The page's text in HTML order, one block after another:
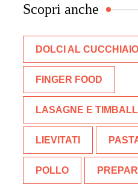
Scopri anche
DOLCI AL
FINGER FOOD
LASAGNE E TIMBALLI
LIEVITATI
POLLO